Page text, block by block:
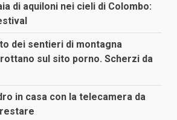
di aquiloni nei cieli di Colombo:
dei sentieri di montagna
sul sito porno. Scherzi da
in casa con la telecamera da